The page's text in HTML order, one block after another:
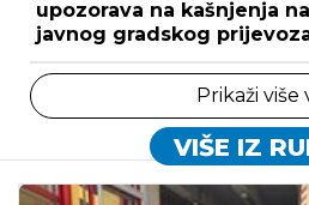
upozorava na kašnjenja
javnog gradskog
Prikaži više
VIŠE IZ